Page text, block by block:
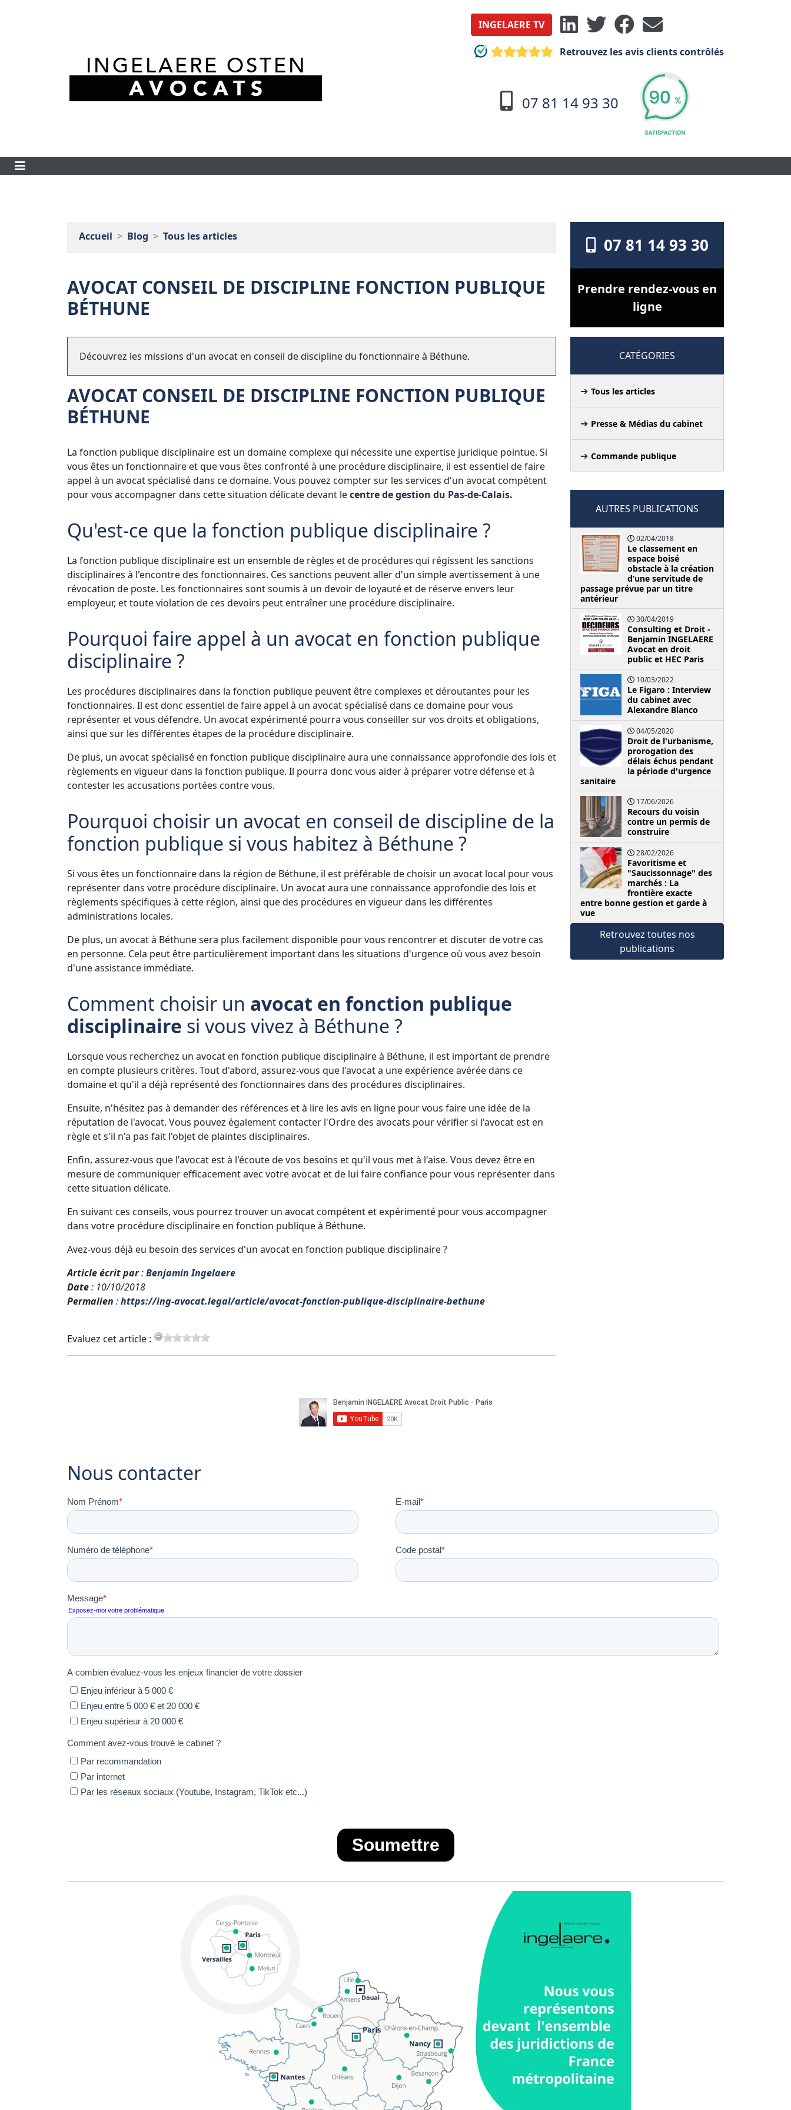
INGELAERE TV
Retrouvez les avis clients contrôlés
07 81 14 93 30
Accueil Blog Tous les articles
AVOCAT CONSEIL DE DISCIPLINE FONCTION PUBLIQUE
BÉTHUNE
Découvrez les missions d'un avocat en conseil de discipline du fonctionnaire à Béthune.
AVOCAT CONSEIL DE DISCIPLINE FONCTION PUBLIQUE
BÉTHUNE
La fonction publique disciplinaire est un domaine complexe qui nécessite une expertise juridique pointue. Si
vous êtes un fonctionnaire et que vous êtes confronté à une procédure disciplinaire, il est essentiel de faire
appel à un avocat spécialisé dans ce domaine. Vous pouvez compter sur les services d'un avocat compétent
pour vous accompagner dans cette situation délicate devant lecentre de gestion du Pas-de-Calais.
Qu'est-ce que la fonction publique disciplinaire ?
La fonction publique disciplinaire est un ensemble de règles et de procédures qui régissent les sanctions
disciplinaires à l'encontre des fonctionnaires. Ces sanctions peuvent aller d'un simple avertissement à une
révocation de poste. Les fonctionnaires sont soumis à un devoir de loyauté et de réserve envers leur
employeur, et toute violation de ces devoirs peut entraîner une procédure disciplinaire.
Pourquoi faire appel à un avocat en fonction publique
disciplinaire ?
Les procédures disciplinaires dans la fonction publique peuvent être complexes et déroutantes pour les
fonctionnaires. Il est donc essentiel de faire appel à un avocat spécialisé dans ce domaine pour vous
représenter et vous défendre. Un avocat expérimenté pourra vous conseiller sur vos droits et obligations,
ainsi que sur les différentes étapes de la procédure disciplinaire.
De plus, un avocat spécialisé en fonction publique disciplinaire aura une connaissance approfondie des lois et
règlements en vigueur dans la fonction publique. Il pourra donc vous aider à préparer votre défense et à
contester les accusations portées contre vous.
Pourquoi choisir un avocat en conseil de discipline de la
fonction publique si vous habitez à Béthune ?
Si vous êtes un fonctionnaire dans la région de Béthune, il est préférable de choisir un avocat local pour vous
représenter dans votre procédure disciplinaire. Un avocat aura une connaissance approfondie des lois et
règlements spécifiques à cette région, ainsi que des procédures en vigueur dans les différentes
administrations locales.
De plus, un avocat à Béthune sera plus facilement disponible pour vous rencontrer et discuter de votre cas
en personne. Cela peut être particulièrement important dans les situations d'urgence où vous avez besoin
d'une assistance immédiate.
Comment choisir un avocat en fonction publique
disciplinaire si vous vivez à Béthune ?
Lorsque vous recherchez un avocat en fonction publique disciplinaire à Béthune, il est important de prendre
en compte plusieurs critères. Tout d'abord, assurez-vous que l'avocat a une expérience avérée dans ce
domaine et qu'il a déjà représenté des fonctionnaires dans des procédures disciplinaires.
Ensuite, n'hésitez pas à demander des références et à lire les avis en ligne pour vous faire une idée de la
réputation de l'avocat. Vous pouvez également contacter l'Ordre des avocats pour vérifier si l'avocat est en
règle et s'il n'a pas fait l'objet de plaintes disciplinaires.
Enfin, assurez-vous que l'avocat est à l'écoute de vos besoins et qu'il vous met à l'aise. Vous devez être en
mesure de communiquer efficacement avec votre avocat et de lui faire confiance pour vous représenter dans
cette situation délicate.
En suivant ces conseils, vous pourrez trouver un avocat compétent et expérimenté pour vous accompagner
dans votre procédure disciplinaire en fonction publique à Béthune.
Avez-vous déjà eu besoin des services d'un avocat en fonction publique disciplinaire ?
Article écrit par:Benjamin Ingelaere
Date: 10/10/2018
Permalien :https://ing-avocat.legal/article/avocat-fonction-publique-disciplinaire-bethune
Evaluez cet article :
07 81 14 93 30
Prendre rendez-vous en
ligne
CATÉGORIES
Tous les articles
Presse & Médias du cabinet
Commande publique
AUTRES PUBLICATIONS
02/04/2018
Le classement en
espace boisé
obstacle à la création
d’une servitude de
passage prévue par un titre
antérieur
30/04/2019
Consulting et Droit -
Benjamin INGELAERE
Avocat en droit
public et HEC Paris
10/03/2022
Le Figaro : Interview
du cabinet avec
Alexandre Blanco
04/05/2020
Droit de l'urbanisme,
prorogation des
délais échus pendant
la période d'urgence
sanitaire
17/06/2026
Recours du voisin
contre un permis de
construire
28/02/2026
Favoritisme et
"Saucissonnage" des
marchés : La
frontière exacte
entre bonne gestion et garde à
vue
Retrouvez toutes nos
publications
Nous contacter